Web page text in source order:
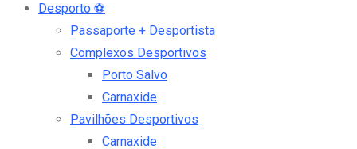
Desporto ⚽
Passaporte + Desportista
Complexos Desportivos
Porto Salvo
Carnaxide
Pavilhões Desportivos
Carnaxide